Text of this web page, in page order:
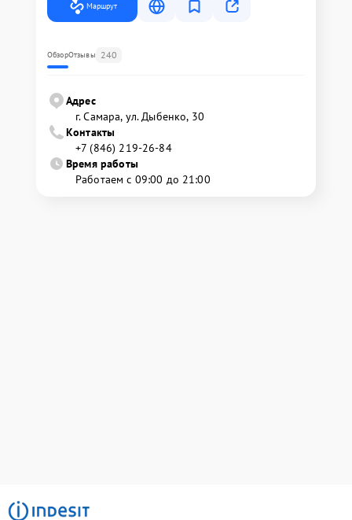
Маршрут
ОбзорОтзывы 240
Адрес
г. Самара, ул. Дыбенко, 30
Контакты
+7 (846) 219-26-84
Время работы
Работаем с 09:00 до 21:00